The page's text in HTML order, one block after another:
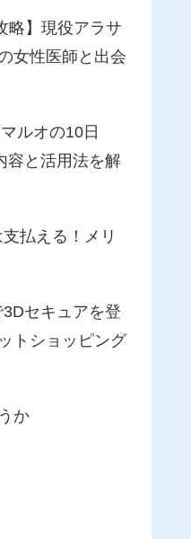
略】現役アラサ
女性医師と出会
ルオの10日
容と活用法を解
払える！メリ
3Dセキュアを登
トショッピング
か